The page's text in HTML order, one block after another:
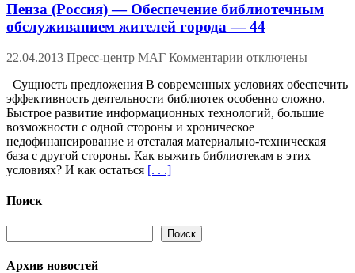
Пенза (Россия) — Обеспечение библиотечным
обслуживанием жителей города — 44
22.04.2013 Пресс-центр МАГ Комментарии к
Пенза (Россия)
—
Обеспечение
библиотечным
обслуживанием
жителей
отключены
Сущность предложения В современных условиях обеспечить
эффективность деятельности библиотек особенно сложно.
Быстрое развитие информационных технологий, большие
возможности с одной стороны и хроническое
недофинансирование и отсталая материально-техническая
база с другой стороны. Как выжить библиотекам в этих
условиях? И как остаться [. . .]
Поиск
Поиск
Архив новостей